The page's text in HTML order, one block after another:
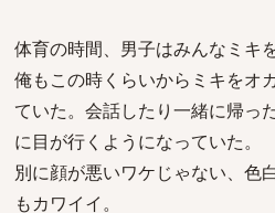
体育の時間、男子はみんなミキ
俺もこの時くらいからミキをオ
ていた。会話したり一緒に帰っ
に目が行くようになっていた。
別に顔が悪いワケじゃない、色
もカワイイ。